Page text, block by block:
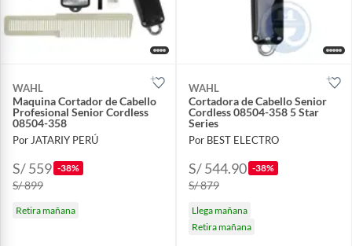
WAHL
Maquina Cortador de Cabello
Profesional Senior Cordless
08504-358
Por JATARIY PERÚ
S/ 559 -38%
S/ 899
Retira mañana
WAHL
Cortadora de Cabello Senior
Cordless 08504-358 5 Star
Series
Por BEST ELECTRO
S/ 544.90 -38%
S/ 879
Llega mañana
Retira mañana